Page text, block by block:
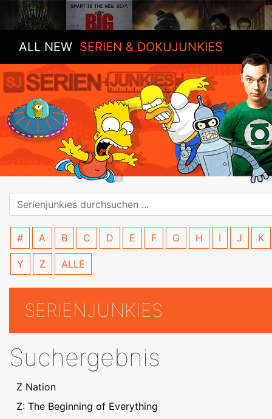
ALL NEW SERIEN & DOKUJUNKIES
# A B C D E F G H I J K
Y Z ALLE
SERIENJUNKIES
Suchergebnis
Z Nation
Z: The Beginning of Everything